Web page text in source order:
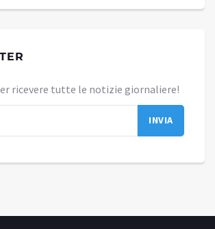
ricevere tutte le notizie giornaliere!